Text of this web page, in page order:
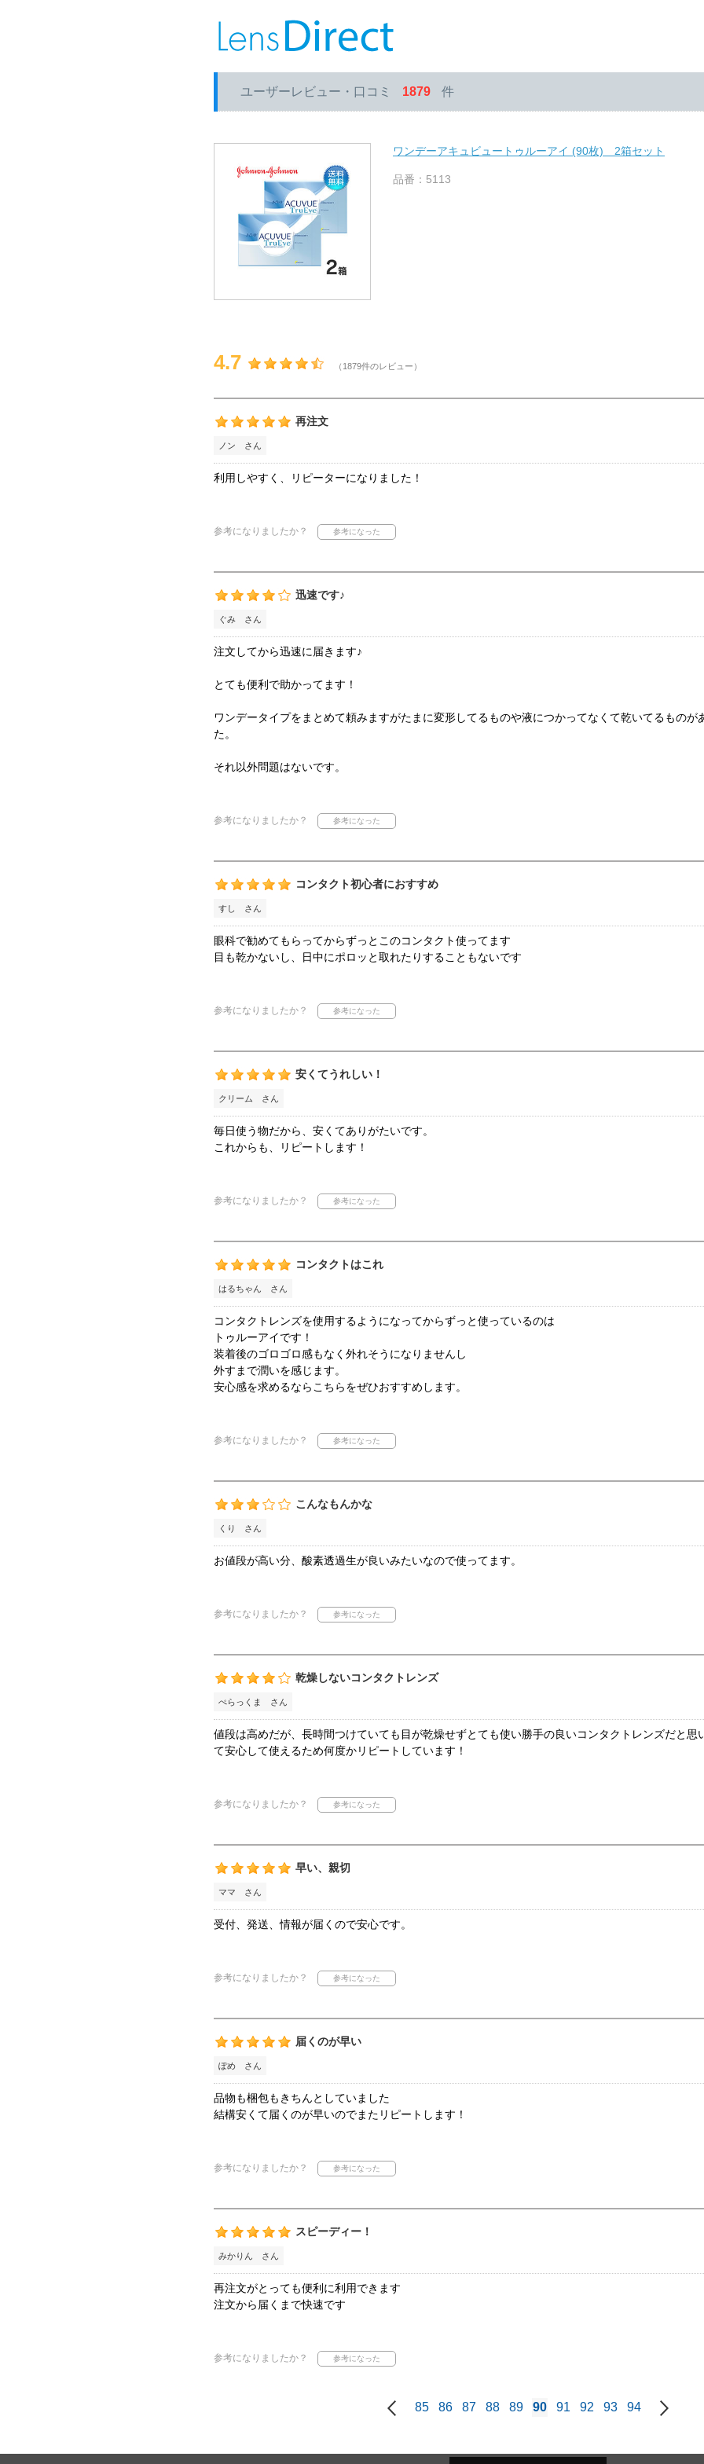
ユーザーレビュー・口コミ 1879 件
ワンデーアキュビュートゥルーアイ (90枚) 2箱セット
品番：5113
4.7 （1879件のレビュー）
再注文
ノン さん
利用しやすく、リピーターになりました！
参考になりましたか？
迅速です♪
ぐみ さん
注文してから迅速に届きます♪
とても便利で助かってます！
ワンデータイプをまとめて頼みますがたまに変形してるものや液につかってなくて乾いてるもの
た。
それ以外問題はないです。
参考になりましたか？
コンタクト初心者におすすめ
すし さん
眼科で勧めてもらってからずっとこのコンタクト使ってます
目も乾かないし、日中にポロッと取れたりすることもないです
参考になりましたか？
安くてうれしい！
クリーム さん
毎日使う物だから、安くてありがたいです。
これからも、リピートします！
参考になりましたか？
コンタクトはこれ
はるちゃん さん
コンタクトレンズを使用するようになってからずっと使っているのは
トゥルーアイです！
装着後のゴロゴロ感もなく外れそうになりませんし
外すまで潤いを感じます。
安心感を求めるならこちらをぜひおすすめします。
参考になりましたか？
こんなもんかな
くり さん
お値段が高い分、酸素透過生が良いみたいなので使ってます。
参考になりましたか？
乾燥しないコンタクトレンズ
ぺらっくま さん
値段は高めだが、長時間つけていても目が乾燥せずとても使い勝手の良いコンタクトレンズだと思
て安心して使えるため何度かリピートしています！
参考になりましたか？
早い、親切
ママ さん
受付、発送、情報が届くので安心です。
参考になりましたか？
届くのが早い
ぽめ さん
品物も梱包もきちんとしていました
結構安くて届くのが早いのでまたリピートします！
参考になりましたか？
スピーディー！
みかりん さん
再注文がとっても便利に利用できます
注文から届くまで快速です
参考になりましたか？
85 86 87 88 89 90 91 92 93 94